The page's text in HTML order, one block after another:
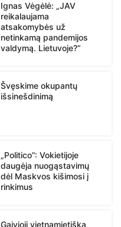
Ignas Vėgėlė: „JAV
reikalaujama
atsakomybės už
netinkamą pandemijos
valdymą. Lietuvoje?“
Švęskime okupantų
išsinešdinimą
„Politico”: Vokietijoje
daugėja nuogąstavimų
dėl Maskvos kišimosi į
rinkimus
Gaivioji vietnamietiška